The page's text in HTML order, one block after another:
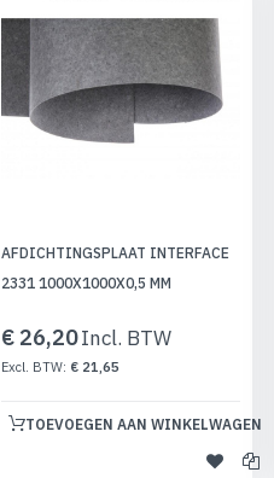
AFDICHTINGSPLAAT INTERFACE
2331 1000X1000X0,5 MM
€ 26,20
€ 21,65
TOEVOEGEN AAN WINKELWAGEN